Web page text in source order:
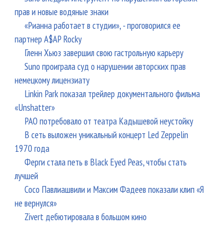
прав и новые водяные знаки
«Рианна работает в студии», - проговорился ее
партнер A$AP Rocky
Гленн Хьюз завершил свою гастрольную карьеру
Suno проиграла суд о нарушении авторских прав
немецкому лицензиату
Linkin Park показал трейлер документального фильма
«Unshatter»
РАО потребовало от театра Кадышевой неустойку
В сеть выложен уникальный концерт Led Zeppelin
1970 года
Ферги стала петь в Black Eyed Peas, чтобы стать
лучшей
Сосо Павлиашвили и Максим Фадеев показали клип «Я
не вернулся»
Zivert дебютировала в большом кино